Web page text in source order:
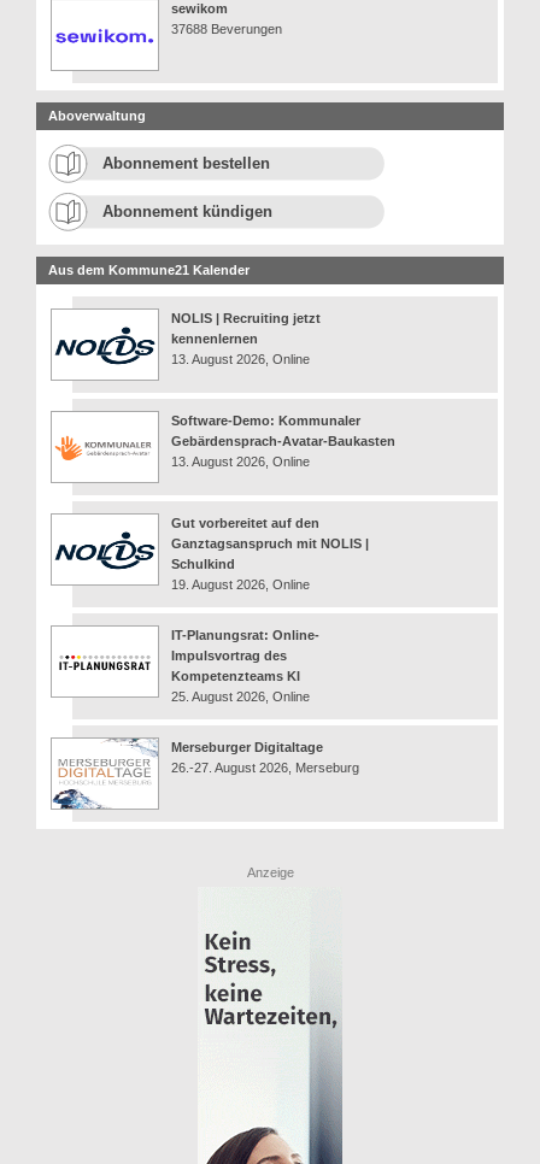
sewikom
37688 Beverungen
Aboverwaltung
Abonnement bestellen
Abonnement kündigen
Aus dem Kommune21 Kalender
NOLIS | Recruiting jetzt
kennenlernen
13. August 2026, Online
Software-Demo: Kommunaler
Gebärdensprach-Avatar-Baukasten
13. August 2026, Online
Gut vorbereitet auf den
Ganztagsanspruch mit NOLIS |
Schulkind
19. August 2026, Online
IT-Planungsrat: Online-
Impulsvortrag des
Kompetenzteams KI
25. August 2026, Online
Merseburger Digitaltage
26.-27. August 2026, Merseburg
Anzeige